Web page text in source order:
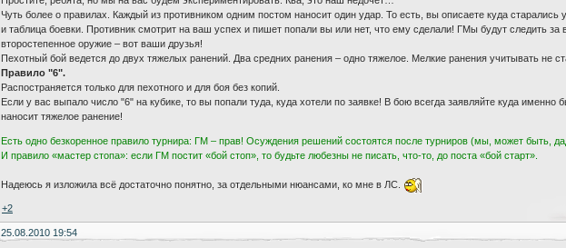
Чуть более о правилах. Каждый из противником одним постом наносит один удар. То есть, вы описаете куда
и таблица боевки. Противник смотрит на ваш успех и пишет попали вы или нет, что ему сделали! ГМы будут следить
второстепенное оружие – вот ваши друзья!
Пехотный бой ведется до двух тяжелых ранений. Два средних ранения – одно тяжелое. Мелкие ранения учитывать не
Правило "6".
Распостраняется только для пехотного и для боя без копий.
Если у вас выпало число "6" на кубике, то вы попали туда, куда хотели по заявке! В бою всегда заявляйте куда именно
наносит тяжелое ранение!
Есть одно безкоренное правило турнира: ГМ – прав! Осуждения решений состоятся после турниров (мы, может быть,
И правило «мастер стопа»: если ГМ постит «бой стоп», то будьте любезны не писать, что-то, до поста «бой старт».
Надеюсь я изложила всё достаточно понятно, за отдельными нюансами, ко мне в ЛС.
+2
25.08.2010 19:54